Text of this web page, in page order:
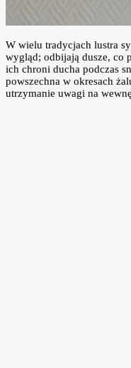
W wielu tradycjach lustra
wygląd; odbijają dusze, co
ich chroni ducha podczas
powszechna w okresach
utrzymanie uwagi na